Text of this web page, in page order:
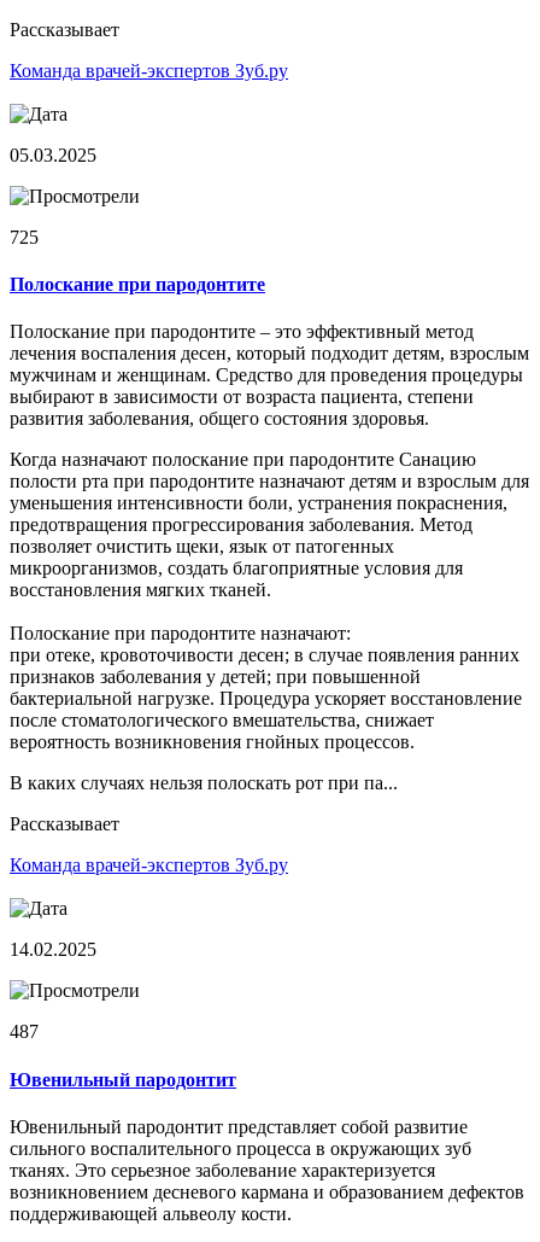
Рассказывает
Команда врачей-экспертов Зуб.ру
05.03.2025
725
Полоскание при пародонтите
Полоскание при пародонтите – это эффективный метод
лечения воспаления десен, который подходит детям, взрослым
мужчинам и женщинам. Средство для проведения процедуры
выбирают в зависимости от возраста пациента, степени
развития заболевания, общего состояния здоровья.
Когда назначают полоскание при пародонтите Санацию
полости рта при пародонтите назначают детям и взрослым для
уменьшения интенсивности боли, устранения покраснения,
предотвращения прогрессирования заболевания. Метод
позволяет очистить щеки, язык от патогенных
микроорганизмов, создать благоприятные условия для
восстановления мягких тканей.
Полоскание при пародонтите назначают:
при отеке, кровоточивости десен; в случае появления ранних
признаков заболевания у детей; при повышенной
бактериальной нагрузке. Процедура ускоряет восстановление
после стоматологического вмешательства, снижает
вероятность возникновения гнойных процессов.
В каких случаях нельзя полоскать рот при па...
Рассказывает
Команда врачей-экспертов Зуб.ру
14.02.2025
487
Ювенильный пародонтит
Ювенильный пародонтит представляет собой развитие
сильного воспалительного процесса в окружающих зуб
тканях. Это серьезное заболевание характеризуется
возникновением десневого кармана и образованием дефектов
поддерживающей альвеолу кости.